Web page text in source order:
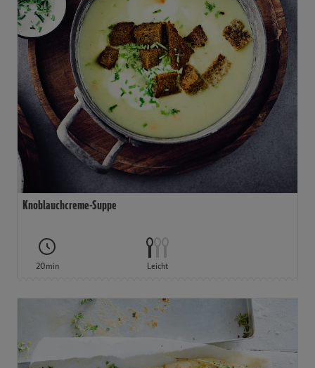
Knoblauchcreme-Suppe
20min Leicht